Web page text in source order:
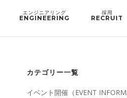
ENGINEERING RECRUIT
カテゴリー一覧
イベント開催（EVENT